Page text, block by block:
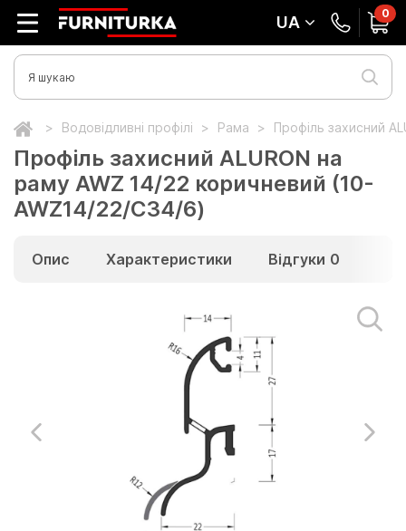
UA 0
Водовідливні профілі Рама Профіль захисний
Профіль захисний ALURON на
раму AWZ 14/22 коричневий (10-
AWZ14/22/C34/6)
Опис Характеристики Відгуки 0